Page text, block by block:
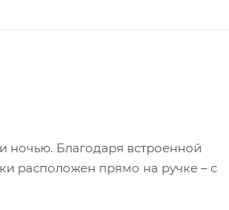
ночью. Благодаря встроенной
расположен прямо на ручке – с